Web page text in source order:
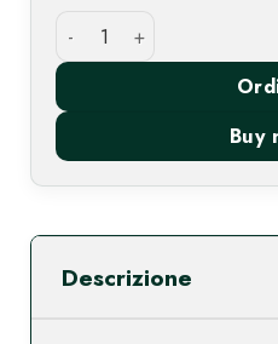
Mocassino Sportivo con
Buy
Descrizione